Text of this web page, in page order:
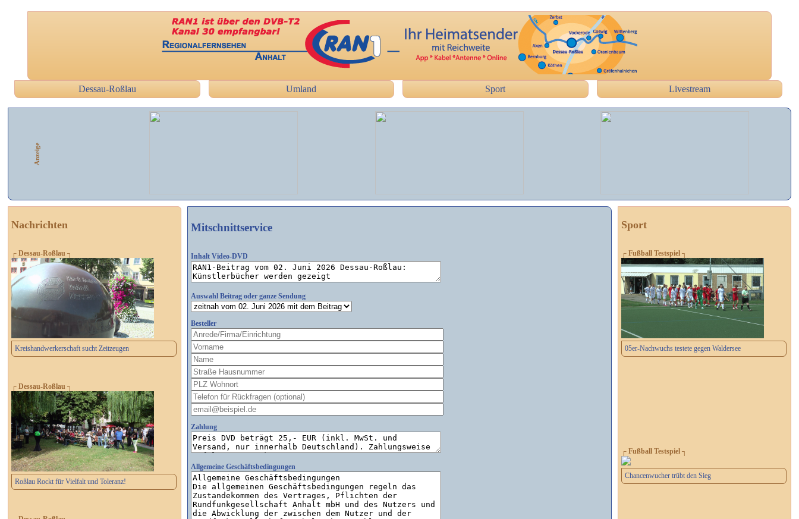
Dessau-Roßlau Umland Sport Livestream
Nachrichten
┌ Dessau-Roßlau ┐
Kreishandwerkerschaft sucht Zeitzeugen
┌ Dessau-Roßlau ┐
Roßlau Rockt für Vielfalt und Toleranz!
Mitschnittservice
Inhalt Video-DVD
Auswahl Beitrag oder ganze Sendung
Besteller
Zahlung
Allgemeine Geschäftsbedingungen
Sport
┌ Fußball Testspiel ┐
05er-Nachwuchs testete gegen Waldersee
┌ Fußball Testspiel ┐
Chancenwucher trübt den Sieg
Anzeige